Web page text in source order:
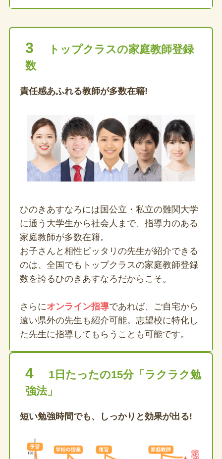
3
トップクラスの家庭教師登録
数
責任感あふれる教師が多数在籍!
ひのきあすなろには国公立・私立の難関大学
に通う大学生から社会人まで、指導力のある
家庭教師が多数在籍。
お子さんと相性ピッタリの先生が紹介できる
のは、全国でもトップクラスの家庭教師登録
数を誇るひのきあすなろだからこそ。
さらにオンライン指導であれば、ご自宅から
遠い県外の先生も紹介可能。志望校に特化し
た先生に指導してもらうことも可能です。
4
1日たったの15分「ラクラク勉
強法」
短い勉強時間でも、しっかりと効果が出る!